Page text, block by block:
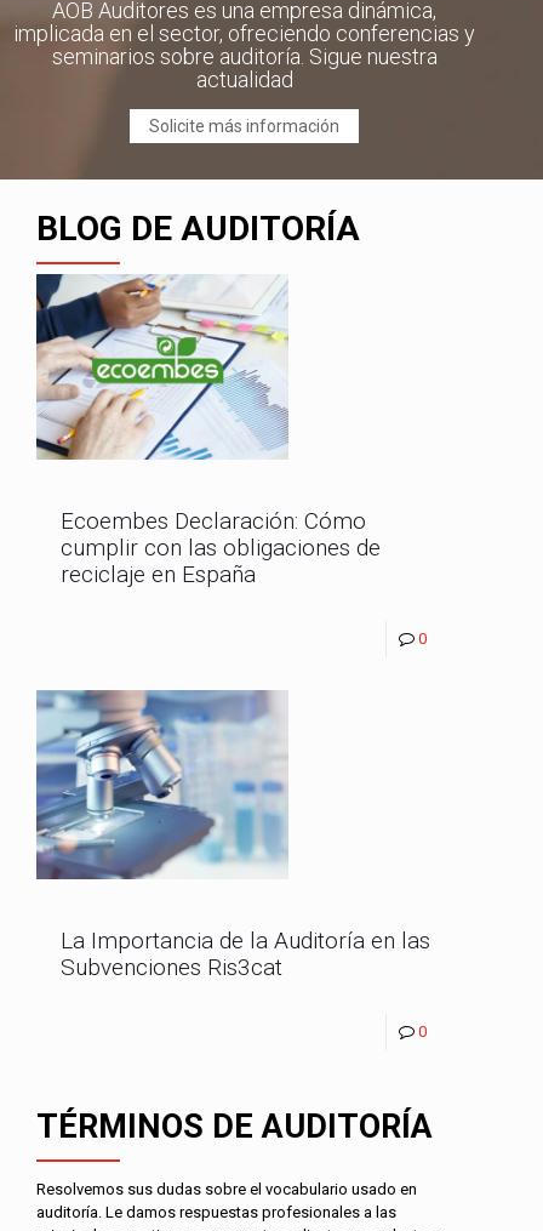
AOB Auditores es una empresa dinámica,
implicada en el sector, ofreciendo conferencias y
seminarios sobre auditoría. Sigue nuestra
actualidad
Solicite más información
BLOG DE AUDITORÍA
Ecoembes Declaración: Cómo
cumplir con las obligaciones de
reciclaje en España
0
La Importancia de la Auditoría en las
Subvenciones Ris3cat
0
TÉRMINOS DE AUDITORÍA
Resolvemos sus dudas sobre el vocabulario usado en
auditoría. Le damos respuestas profesionales a las